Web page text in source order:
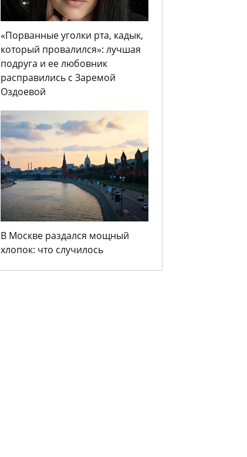
«Порванные уголки рта, кадык,
который провалился»: лучшая
подруга и ее любовник
расправились с Заремой
Оздоевой
В Москве раздался мощный
хлопок: что случилось